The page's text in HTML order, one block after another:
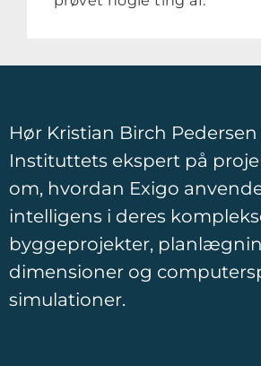
Hør Kristian Birch
Instituttets ekspert på
om, hvordan Exigo
intelligens i deres
byggeprojekter,
dimensioner og
simulationer.